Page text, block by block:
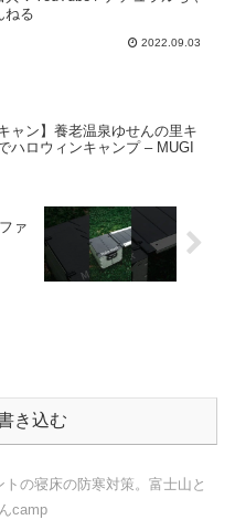
しい夏キャンでしたwフ
ァミリーキャンプ△ – ナチ
ねる
2022.09.03
ャン】養老温泉ゆせんの里キ
ハロウィンキャンプ – MUGI
ァ
き込む
トの寝床の防寒対策。富士山と
camp